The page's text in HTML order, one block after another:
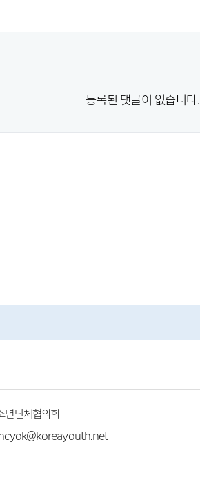
등록된 댓글이 없습니다.
단체협의회
ncyok@koreayouth.net